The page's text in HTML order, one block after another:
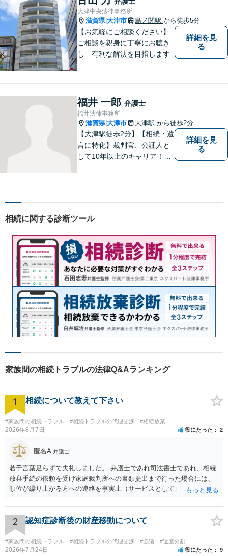
ら、適正な範囲で解決を目指
します。
大津中央法律事務所
滋賀県|大津市 島ノ関駅 から徒歩5分
【お気軽にご相談ください】
ご相談を親身に丁寧にお聴き
し 有利な解決を目指します
詳細を見
る
福井 一郎 弁護士
福井法律事務所
滋賀県|大津市 大津駅 から徒歩2分
【大津駅徒歩2分】【相続・遺
言に特化】裁判官、公証人と
して10年以上のキャリア！親
抱えるお気持ちやご希望をぜ
詳細を見
る
相続に関する診断ツール
家族間の相続トラブルの法律Q&Aランキング
1 相続について教えて下さい
#家族間の相続トラブル #相続トラブルの代理交渉 #相続放棄
2026年8月7日 役にたった 2
匿名A 弁護士
若干言葉足らずで失礼しました。 弁護士であれ司法書士であれ、相続
放棄手続の依頼を受け家庭裁判所への書類提出まで行った場合には、
順位が繰り上がる方への連絡を事実上（サービスとして）行うことは
できない、という意味でした。
2 認知症診断後の財産移動について
#家族間の相続トラブル #相続トラブルの代理交渉 #協議 #遺産分割
2026年7月24日 役にたった 9